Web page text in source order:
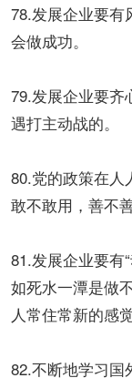
78.发展企业要有
会做成功。
79.发展企业要齐
遇打主动战的。
80.党的政策在人
敢不敢用，善不善
81.发展企业要有
如死水一潭是做
人常住常新的感觉
82.不断地学习国